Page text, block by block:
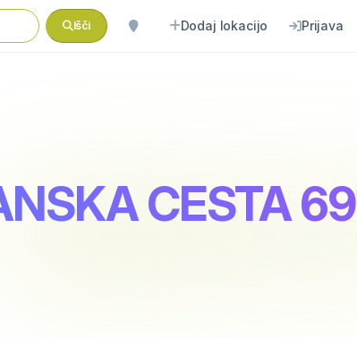
Išči Dodaj lokacijo Prijava
CESTA 69